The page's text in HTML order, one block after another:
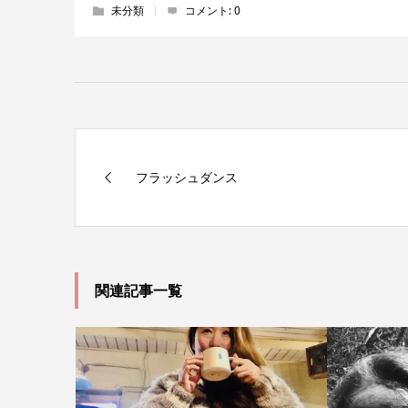
未分類 コメント:0
フラッシュダンス
関連記事一覧